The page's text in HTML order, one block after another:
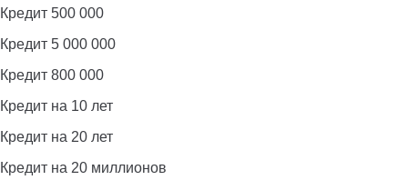
Кредит 500 000
Кредит 5 000 000
Кредит 800 000
Кредит на 10 лет
Кредит на 20 лет
Кредит на 20 миллионов